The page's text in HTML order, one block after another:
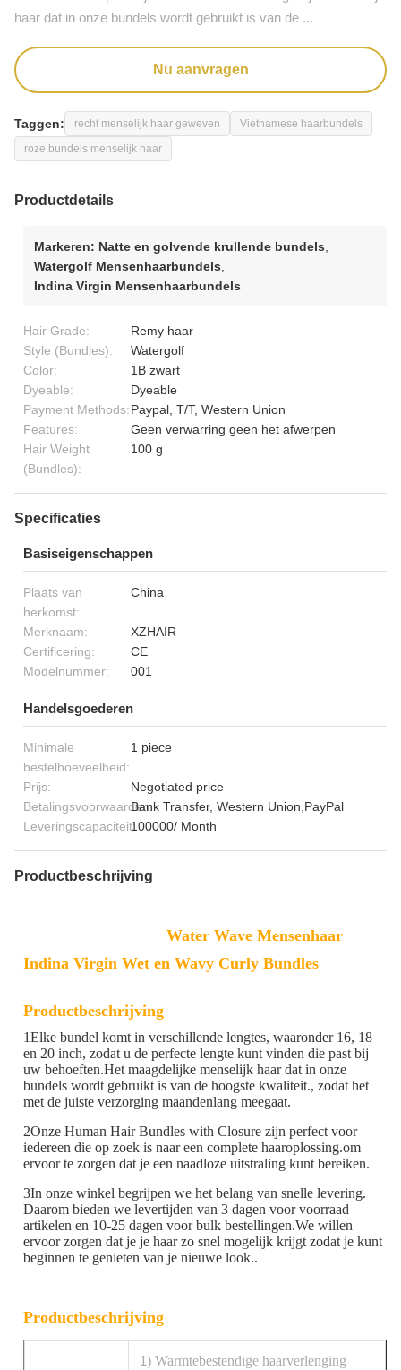
haar dat in onze bundels wordt gebruikt is van de ...
Nu aanvragen
Taggen: recht menselijk haar geweven
Vietnamese haarbundels
roze bundels menselijk haar
Productdetails
Markeren: Natte en golvende krullende bundels
Watergolf Mensenhaarbundels
Indina Virgin Mensenhaarbundels
Hair Grade:
Remy haar
Style (Bundles):
Watergolf
Color:
1B zwart
Dyeable:
Dyeable
Payment Methods:Paypal, T/T, Western Union
Features:
Geen verwarring geen het afwerpen
Hair Weight
(Bundles):
100 g
Specificaties
Basiseigenschappen
Plaats van
herkomst:
China
Merknaam:
XZHAIR
Certificering:
CE
Modelnummer:
001
Handelsgoederen
Minimale
bestelhoeveelheid:
1 piece
Prijs:
Negotiated price
Betalingsvoorwaarden:Bank Transfer, Western Union,PayPal
Leveringscapaciteit:100000/ Month
Productbeschrijving
Water Wave Mensenhaar
Indina Virgin Wet en Wavy Curly Bundles
Productbeschrijving
1Elke bundel komt in verschillende lengtes, waaronder 16, 18
en 20 inch, zodat u de perfecte lengte kunt vinden die past bij
uw behoeften.Het maagdelijke menselijk haar dat in onze
bundels wordt gebruikt is van de hoogste kwaliteit., zodat het
met de juiste verzorging maandenlang meegaat.
2Onze Human Hair Bundles with Closure zijn perfect voor
iedereen die op zoek is naar een complete haaroplossing.om
ervoor te zorgen dat je een naadloze uitstraling kunt bereiken.
3In onze winkel begrijpen we het belang van snelle levering.
Daarom bieden we levertijden van 3 dagen voor voorraad
artikelen en 10-25 dagen voor bulk bestellingen.We willen
ervoor zorgen dat je je haar zo snel mogelijk krijgt zodat je kunt
beginnen te genieten van je nieuwe look..
Productbeschrijving
1) Warmtebestendige haarverlenging